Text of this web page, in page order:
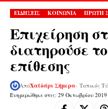
ΕΙΔΗΣΕΙΣ ΚΟΙΝΩΝΙΑ ΠΡΩΤΗ
Επιχείρηση
διατηρούσε
επίθεσης
Ενημερώθηκε στις: 29 Οκτωβρίου
ΑπόΧαϊδάρι Σήμερα- Τοπικός